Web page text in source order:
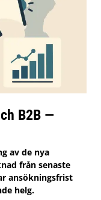
B2B —
av de nya
från senaste
ansökningsfrist
helg.